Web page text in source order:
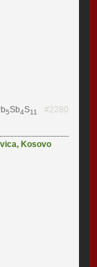
5Sb4S11 #2280
,Kosovo